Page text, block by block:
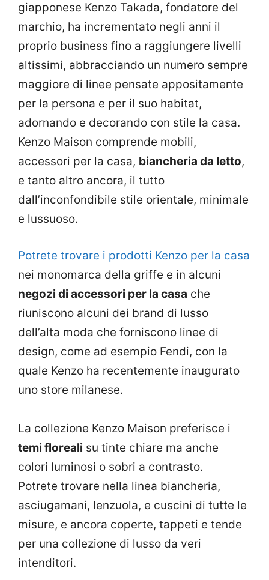
giapponese Kenzo Takada, fondatore del
marchio, ha incrementato negli anni il
proprio business fino a raggiungere livelli
altissimi, abbracciando un numero sempre
maggiore di linee pensate appositamente
per la persona e per il suo habitat,
adornando e decorando con stile la casa.
Kenzo Maison comprende mobili,
accessori per la casa, biancheria da letto,
e tanto altro ancora, il tutto
dall’inconfondibile stile orientale, minimale
e lussuoso.
Potrete trovare i prodotti Kenzo per la casa
nei monomarca della griffe e in alcuni
negozi di accessori per la casa che
riuniscono alcuni dei brand di lusso
dell’alta moda che forniscono linee di
design, come ad esempio Fendi, con la
quale Kenzo ha recentemente inaugurato
uno store milanese.
La collezione Kenzo Maison preferisce i
temi floreali su tinte chiare ma anche
colori luminosi o sobri a contrasto.
Potrete trovare nella linea biancheria,
asciugamani, lenzuola, e cuscini di tutte le
misure, e ancora coperte, tappeti e tende
per una collezione di lusso da veri
intenditori.